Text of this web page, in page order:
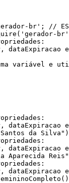
br' ;
//
variável e
dataExpiracao
da Silva" )
dataExpiracao
Aparecida Reis"
dataExpiracao
( )